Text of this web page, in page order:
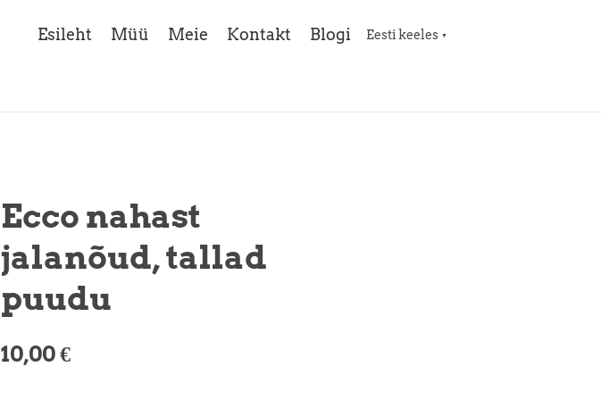
Esileht Müü Meie Kontakt Blogi Eesti keeles ▼
Ecco nahast
jalanõud, tallad
puudu
10,00 €